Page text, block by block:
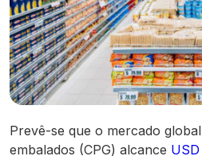
Prevê-se que o mercado
embalados (CPG) alcance